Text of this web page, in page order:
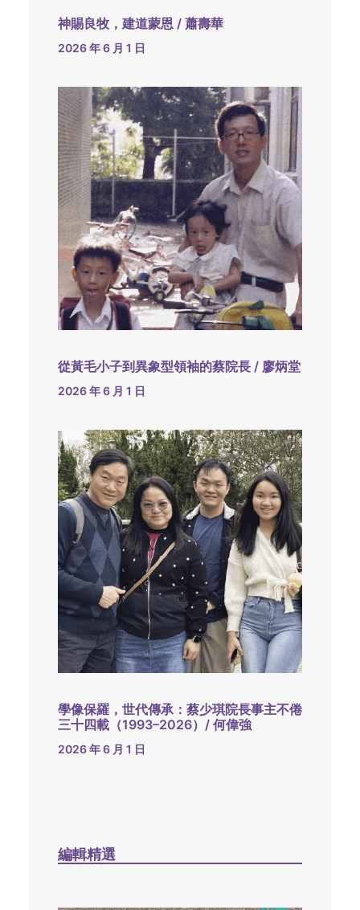
神賜良牧，建道蒙恩 / 蕭壽華
2026 年 6 月 1 日
從黃毛小子到異象型領袖的蔡院長 / 廖炳堂
2026 年 6 月 1 日
學像保羅，世代傳承：蔡少琪院長事主不倦
三十四載（1993–2026）/ 何偉強
2026 年 6 月 1 日
編輯精選